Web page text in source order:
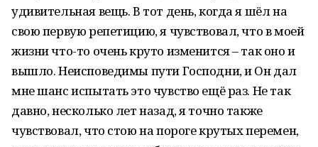
удивительная вещь. В тот день, когда я шёл на
свою первую репетицию, я чувствовал, что в моей
жизни что-то очень круто изменится – так оно и
вышло. Неисповедимы пути Господни, и Он дал
мне шанс испытать это чувство ещё раз. Не так
давно, несколько лет назад, я точно также
чувствовал, что стою на пороге крутых перемен,